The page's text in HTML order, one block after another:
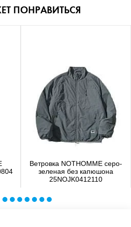
ПОНРАВИТЬСЯ
Ветровка NOTHOMME серо-
зеленая без капюшона
25NOJK0412110